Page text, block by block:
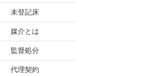
未登記床
媒介とは
監督処分
代理契約